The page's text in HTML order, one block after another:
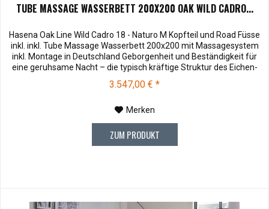
TUBE MASSAGE WASSERBETT 200X200 OAK WILD CADRO...
Hasena Oak Line Wild Cadro 18 - Naturo M Kopfteil und Road Füsse
inkl. inkl. Tube Massage Wasserbett 200x200 mit Massagesystem
inkl. Montage in Deutschland Geborgenheit und Beständigkeit für
eine geruhsame Nacht – die typisch kräftige Struktur des Eichen-
verleiht unserer Oak-Line eine starke und behagliche Aura....
3.547,00 € *
Merken
ZUM PRODUKT